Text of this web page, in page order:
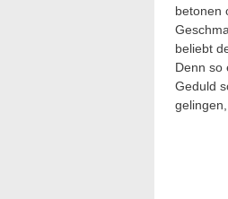
betonen
beliebt
Denn so
Geduld